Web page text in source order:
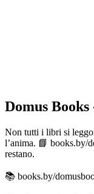
Domus
Non tutti i libri si
l’anima. 📘 books.by/
restano.
📚 books.by/